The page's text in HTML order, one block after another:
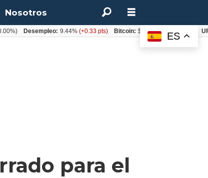
Nosotros
para el
ES
Desempleo: 9.44% (+0.33 pts) Bitcoin: $64.600,08(+2.93%)